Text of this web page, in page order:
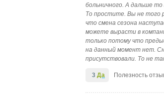
больничного. А дальше
То простите. Вы не того
что смена сезона
можете вырасти в
только потому что
на данный момент нет.
присутствовали. То не
Полезность
3 Да